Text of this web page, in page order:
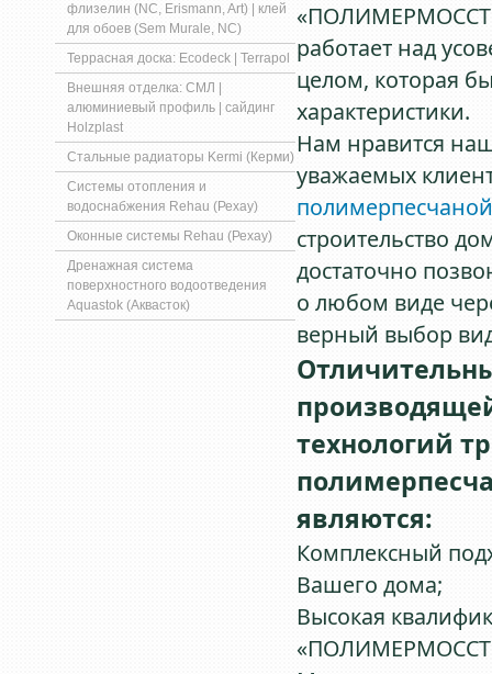
флизелин (NC, Erismann, Art) | клей
для обоев (Sem Murale, NC)
Террасная доска: Ecodeck | Terrapol
Внешняя отделка: СМЛ |
алюминиевый профиль | сайдинг
Holzplast
Стальные радиаторы Kermi (Керми)
Системы отопления и
водоснабжения Rehau (Рехау)
Оконные системы Rehau (Рехау)
Дренажная система
поверхностного водоотведения
Aquastok (Аквасток)
работает над
целом, которая
характеристики.
Нам нравится
уважаемых
строительство
достаточно
о любом виде
верный выбор
технологий
являются:
Комплексный
Вашего дома;
Высокая